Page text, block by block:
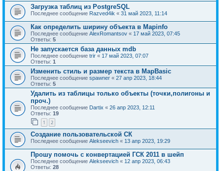
Загрузка таблиц из PostgreSQL
Последнее сообщение Razved4ik « 31 май 2023, 11:14
Как определить ширину объекта в Mapinfo
Последнее сообщение AlexRomantsov « 17 май 2023, 07:45
Ответы: 5
Не запускается база данных mdb
Последнее сообщение trir « 17 май 2023, 07:07
Ответы: 1
Изменить стиль и размер текста в MapBasic
Последнее сообщение spawner « 27 апр 2023, 18:44
Ответы: 5
Удалить из таблицы только объекты (точки,полигоны и
проч.)
Последнее сообщение Dartix « 26 апр 2023, 12:11
Ответы: 19
1 2
Создание пользовательской СК
Последнее сообщение Alekseevich « 13 апр 2023, 19:29
Прошу помочь с конвертацией ГСК 2011 в шейп
Последнее сообщение Alekseevich « 12 апр 2023, 06:43
Ответы: 28